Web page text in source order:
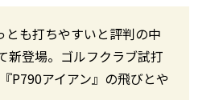
とも打ちやすいと評判の中
新登場。ゴルフクラブ試打
P790アイアン』の飛びとや